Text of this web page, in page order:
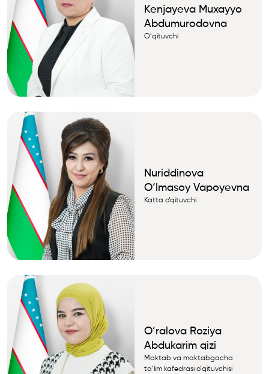
Kenjayeva Muxayyo
Abdumurodovna
О‘qituvchi
Nuriddinova
O‘lmasoy Vapoyevna
Katta o‘qituvchi
O‘ralova Roziya
Abdukarim qizi
Maktab va maktabgacha
ta’lim kafedrasi о‘qituvchisi